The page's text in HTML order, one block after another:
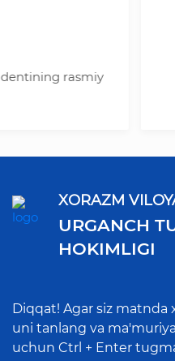
rasmiy
XORAZM
URGANCH
HOKIMLIGI
Diqqat! Agar siz matnda
uni tanlang va
uchun Ctrl + Enter